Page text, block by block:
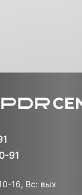
91
16, Вс: вых